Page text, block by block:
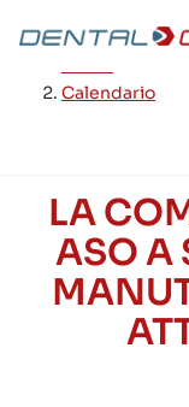
contenuto
Calendario
LA
ASO A